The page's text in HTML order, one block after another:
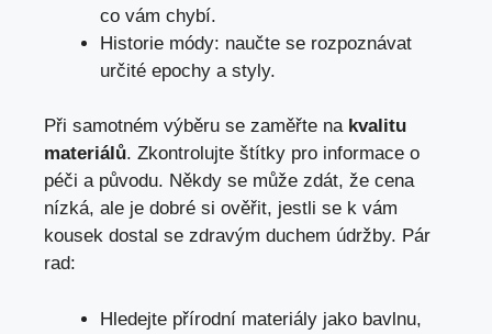
co vám chybí.
Historie módy: naučte se rozpoznávat
určité epochy‌ a ​styly.
Při samotném výběru se‌ zaměřte na⁤ kvalitu
materiálů. Zkontrolujte ‍štítky pro informace o
péči a původu. Někdy se může zdát, že ‌cena‌
nízká, ‍ale je dobré ‌si ověřit,⁤ jestli se k vám
kousek dostal se zdravým duchem⁤ údržby.⁤ Pár⁢
rad:
Hledejte přírodní materiály jako bavlnu,